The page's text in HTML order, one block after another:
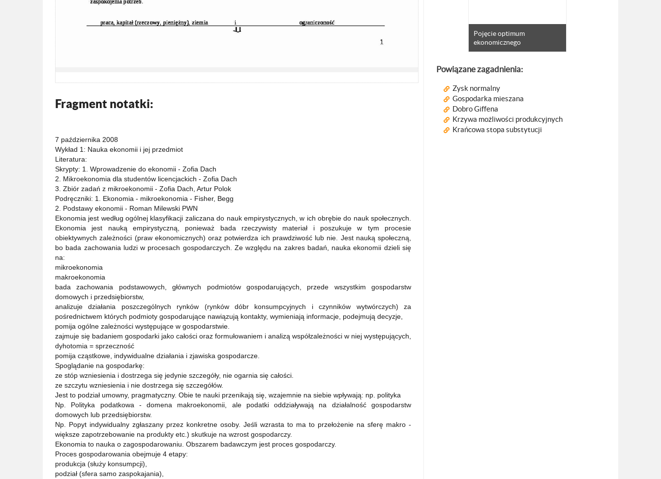
Fragment notatki:
7 października 2008
Wykład 1: Nauka ekonomii i jej przedmiot
Literatura:
Skrypty: 1. Wprowadzenie do ekonomii - Zofia Dach
2. Mikroekonomia dla studentów licencjackich - Zofia Dach
3. Zbiór zadań z mikroekonomii - Zofia Dach, Artur Polok
Podręczniki: 1. Ekonomia - mikroekonomia - Fisher, Begg
2. Podstawy ekonomii - Roman Milewski PWN
Ekonomia jest według ogólnej klasyfikacji zaliczana do nauk empirystycznych, w ich obrębie do nauk społecznych.
Ekonomia jest nauką empirystyczną, ponieważ bada rzeczywisty materiał i poszukuje w tym procesie
obiektywnych zależności (praw ekonomicznych) oraz potwierdza ich prawdziwość lub nie. Jest nauką społeczną,
bo bada zachowania ludzi w procesach gospodarczych. Ze względu na zakres badań, nauka ekonomii dzieli się
na:
mikroekonomia
makroekonomia
bada zachowania podstawowych, głównych podmiotów gospodarujących, przede wszystkim gospodarstw
domowych i przedsiębiorstw,
analizuje działania poszczególnych rynków (rynków dóbr konsumpcyjnych i czynników wytwórczych) za
pośrednictwem których podmioty gospodarujące nawiązują kontakty, wymieniają informacje, podejmują decyzje,
pomija ogólne zależności występujące w gospodarstwie.
zajmuje się badaniem gospodarki jako całości oraz formułowaniem i analizą współzależności w niej występujących,
dyhotomia = sprzeczność
pomija cząstkowe, indywidualne działania i zjawiska gospodarcze.
Spoglądanie na gospodarkę:
ze stóp wzniesienia i dostrzega się jedynie szczegóły, nie ogarnia się całości.
ze szczytu wzniesienia i nie dostrzega się szczegółów.
Jest to podział umowny, pragmatyczny. Obie te nauki przenikają się, wzajemnie na siebie wpływają: np. polityka
Np. Polityka podatkowa - domena makroekonomii, ale podatki oddziaływają na działalność gospodarstw
domowych lub przedsiębiorstw.
Np. Popyt indywidualny zgłaszany przez konkretne osoby. Jeśli wzrasta to ma to przełożenie na sferę makro -
większe zapotrzebowanie na produkty etc.) skutkuje na wzrost gospodarczy.
Ekonomia to nauka o zagospodarowaniu. Obszarem badawczym jest proces gospodarczy.
Proces gospodarowania obejmuje 4 etapy:
produkcja (służy konsumpcji),
podział (sfera samo zaspokajania),
Pojęcie optimum
ekonomicznego
Powiązane zagadnienia:
Zysk normalny
Gospodarka mieszana
Dobro Giffena
Krzywa możliwości produkcyjnych
Krańcowa stopa substytucji